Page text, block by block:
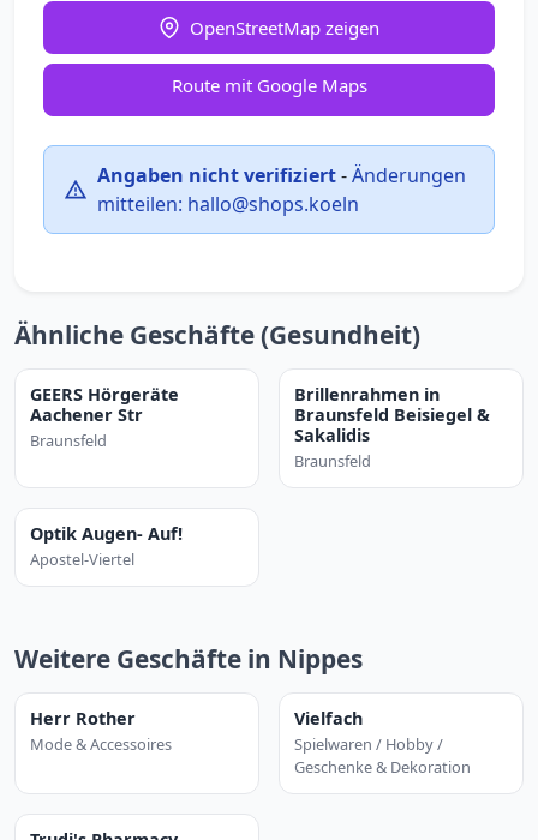
OpenStreetMap zeigen
Route mit Google Maps
Angaben nicht verifiziert-Änderungen
mitteilen: hallo@shops.koeln
Ähnliche Geschäfte (Gesundheit)
GEERS Hörgeräte
Aachener Str
Braunsfeld
Brillenrahmen in
Braunsfeld Beisiegel &
Sakalidis
Braunsfeld
Optik Augen- Auf!
Apostel-Viertel
Weitere Geschäfte in Nippes
Herr Rother
Mode & Accessoires
Vielfach
Spielwaren / Hobby /
Geschenke & Dekoration